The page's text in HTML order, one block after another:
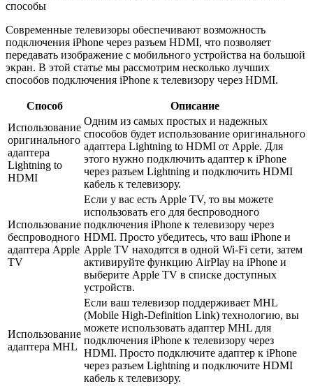
Современные телевизоры обеспечивают возможность
подключения iPhone через разъем HDMI, что позволяет
передавать изображение с мобильного устройства на большой
экран. В этой статье мы рассмотрим несколько лучших
способов подключения iPhone к телевизору через HDMI.
Способ
Описание
Использование
оригинального
адаптера
Lightning to
HDMI
Одним из самых простых и надежных
способов будет использование оригинального
адаптера Lightning to HDMI от Apple. Для
этого нужно подключить адаптер к iPhone
через разъем Lightning и подключить HDMI
кабель к телевизору.
Использование
беспроводного
адаптера Apple
TV
Если у вас есть Apple TV, то вы можете
использовать его для беспроводного
подключения iPhone к телевизору через
HDMI. Просто убедитесь, что ваш iPhone и
Apple TV находятся в одной Wi-Fi сети, затем
активируйте функцию AirPlay на iPhone и
выберите Apple TV в списке доступных
устройств.
Использование
адаптера MHL
Если ваш телевизор поддерживает MHL
(Mobile High-Definition Link) технологию, вы
можете использовать адаптер MHL для
подключения iPhone к телевизору через
HDMI. Просто подключите адаптер к iPhone
через разъем Lightning и подключите HDMI
кабель к телевизору.